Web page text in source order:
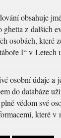
obsahuje
z dalších
osobách, které
I“ v Letech
osobní údaje
do databáze
vědom své
které v